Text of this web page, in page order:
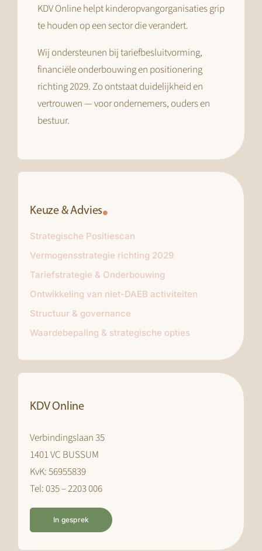
KDV Online helpt kinderopvangorganisaties grip
te houden op een sector die verandert.
Wij ondersteunen bij tariefbesluitvorming,
financiële onderbouwing en positionering
richting 2029. Zo ontstaat duidelijkheid en
vertrouwen — voor ondernemers, ouders en
bestuur.
Keuze & Advies
Strategische Positiescan
Vermogensstrategie richting 2029
Tariefstrategie & Onderbouwing
Ontwikkeling van niet-DAEB activiteiten
Structuur & governance
Waardebepaling & strategische opties
KDV Online
Verbindingslaan 35
1401 VC BUSSUM
KvK: 56955839
Tel: 035 – 2203 006
In gesprek